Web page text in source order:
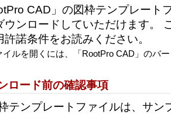
アドイン・スクリプト
バージョン情報
動作環境
CAD」の図枠テンプレート
ウンロードしていただけます。
許諾条件をお読みください。
ルを開くには、「RootPro CAD」のバ
ロード前の確認事項
テンプレートファイルは、サン